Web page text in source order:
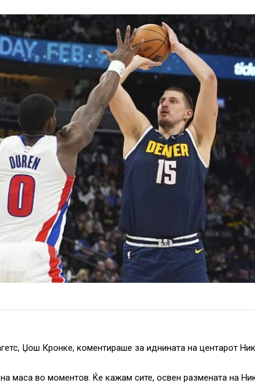
Џош Кронке, коментираше за иднината на центарот
маса во моментов. Ќе кажам сите, освен размената на